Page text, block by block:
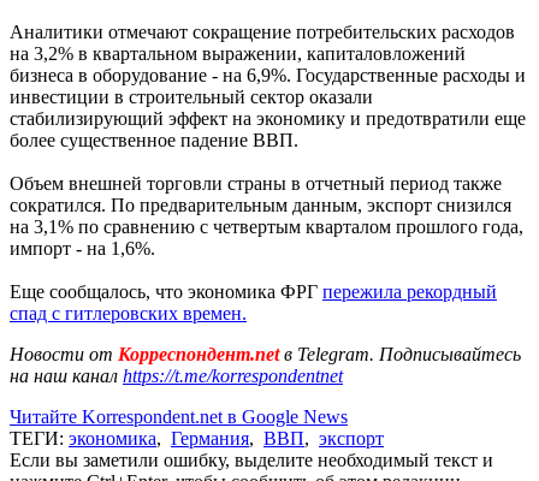
Аналитики отмечают сокращение потребительских расходов
на 3,2% в квартальном выражении, капиталовложений
бизнеса в оборудование - на 6,9%. Государственные расходы и
инвестиции в строительный сектор оказали
стабилизирующий эффект на экономику и предотвратили еще
более существенное падение ВВП.
Объем внешней торговли страны в отчетный период также
сократился. По предварительным данным, экспорт снизился
на 3,1% по сравнению с четвертым кварталом прошлого года,
импорт - на 1,6%.
Еще сообщалось, что экономика ФРГ пережила рекордный
спад с гитлеровских времен.
Новости от Корреспондент.netв Telegram. Подписывайтесь
на наш канал https://t.me/korrespondentnet
Читайте Korrespondent.net в Google News
ТЕГИ: экономика, Германия, ВВП, экспорт
Если вы заметили ошибку, выделите необходимый текст и